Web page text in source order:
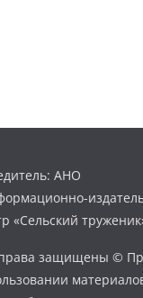
АНО
«Сельский
защищены ©